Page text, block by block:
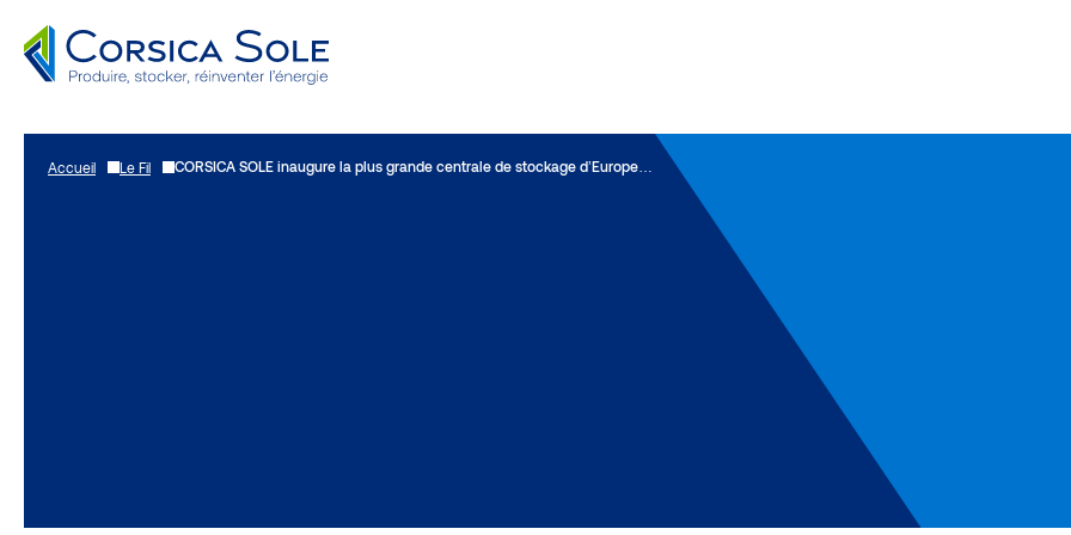
Accueil Le Fil CORSICA SOLE inaugure la plus grande centrale de stockage d’Europe…